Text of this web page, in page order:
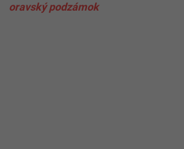
oravský podzámok